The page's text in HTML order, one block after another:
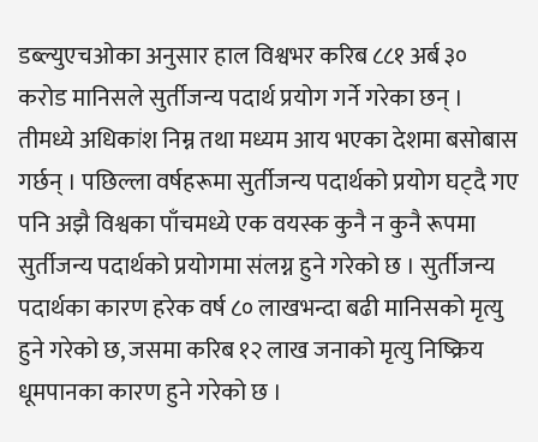
डब्ल्युएचओका अनुसार हाल विश्वभर करिब ८८१ अर्ब ३०
करोड मानिसले सुर्तीजन्य पदार्थ प्रयोग गर्ने गरेका छन् ।
तीमध्ये अधिकांश निम्न तथा मध्यम आय भएका देशमा बसोबास
गर्छन् । पछिल्ला वर्षहरूमा सुर्तीजन्य पदार्थको प्रयोग घट्दै गए
पनि अझै विश्वका पाँचमध्ये एक वयस्क कुनै न कुनै रूपमा
सुर्तीजन्य पदार्थको प्रयोगमा संलग्न हुने गरेको छ । सुर्तीजन्य
पदार्थका कारण हरेक वर्ष ८० लाखभन्दा बढी मानिसको मृत्यु
हुने गरेको छ, जसमा करिब १२ लाख जनाको मृत्यु निष्क्रिय
धूमपानका कारण हुने गरेको छ ।